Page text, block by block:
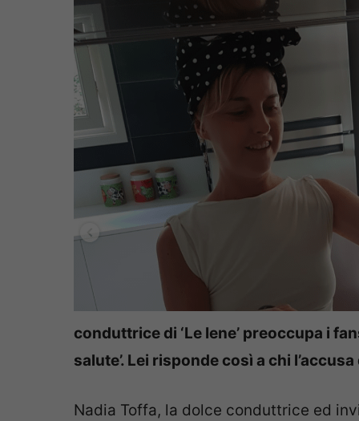
conduttrice di ‘Le Iene’ preoccupa i
salute’. Lei risponde così a chi
Nadia Toffa, la dolce conduttrice ed